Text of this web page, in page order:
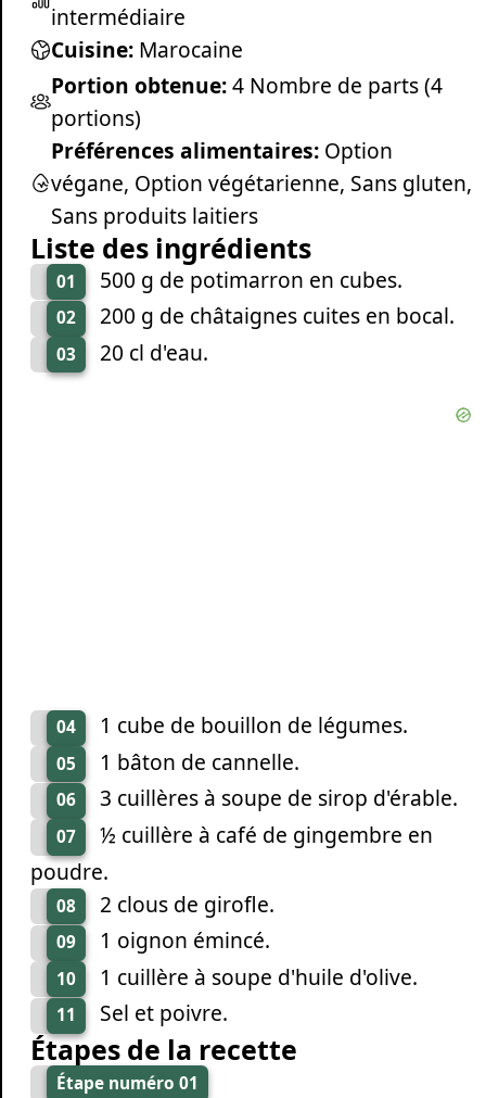
intermédiaire
Cuisine: Marocaine
Portion obtenue:4 Nombre de parts (4
portions)
Préférences alimentaires: Option
végane, Option végétarienne, Sans gluten,
Sans produits laitiers
Liste des ingrédients
01 500 g de potimarron en cubes.
02 200 g de châtaignes cuites en bocal.
03 20 cl d'eau.
04 1 cube de bouillon de légumes.
05 1 bâton de cannelle.
06 3 cuillères à soupe de sirop d'érable.
07
½ cuillère à café de gingembre en
poudre.
08 2 clous de girofle.
09 1 oignon émincé.
10 1 cuillère à soupe d'huile d'olive.
11 Sel et poivre.
Étapes de la recette
Étape numéro 01